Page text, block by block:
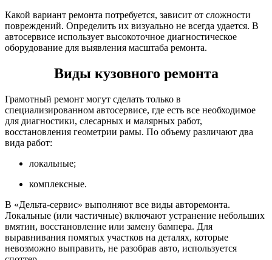
Какой вариант ремонта потребуется, зависит от сложности
повреждений. Определить их визуально не всегда удается. В
автосервисе использует высокоточное диагностическое
оборудование для выявления масштаба ремонта.
Виды кузовного ремонта
Грамотный ремонт могут сделать только в
специализированном автосервисе, где есть все необходимое
для диагностики, слесарных и малярных работ,
восстановления геометрии рамы. По объему различают два
вида работ:
локальные;
комплексные.
В «Дельта-сервис» выполняют все виды авторемонта.
Локальные (или частичные) включают устранение небольших
вмятин, восстановление или замену бампера. Для
выравнивания помятых участков на деталях, которые
невозможно выправить, не разобрав авто, используется